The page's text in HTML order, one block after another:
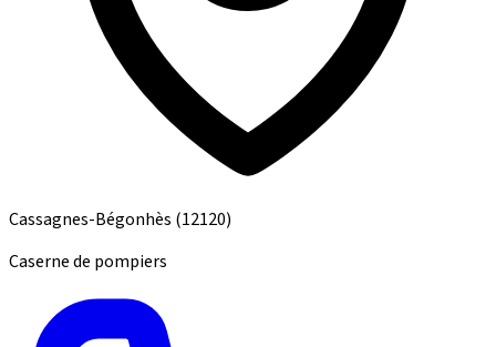
Cassagnes-Bégonhès (12120)
Caserne de pompiers